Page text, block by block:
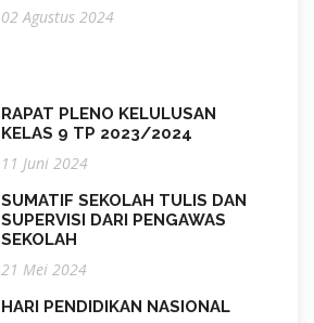
02 Agustus 2024
RAPAT PLENO KELULUSAN
KELAS 9 TP 2023/2024
11 Juni 2024
SUMATIF SEKOLAH TULIS DAN
SUPERVISI DARI PENGAWAS
SEKOLAH
21 Mei 2024
HARI PENDIDIKAN NASIONAL